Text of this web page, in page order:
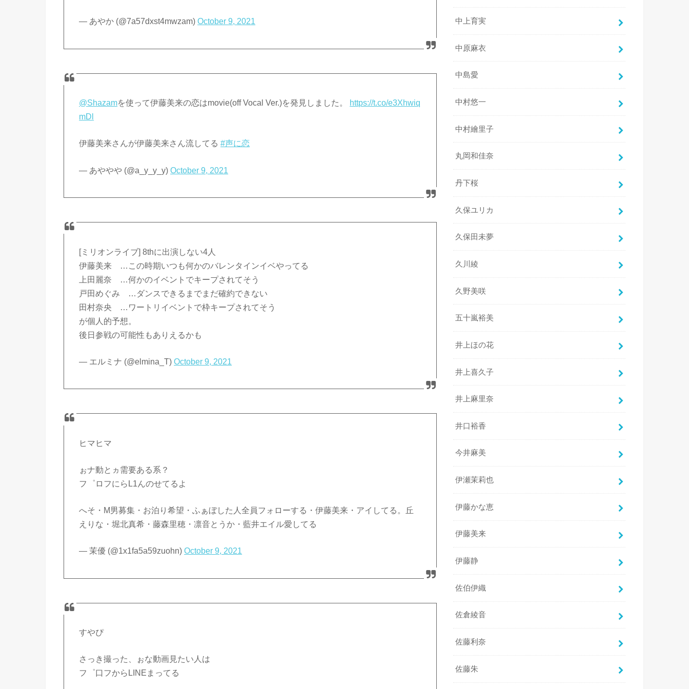
— あやか (@7a57dxst4mwzam)October 9, 2021
@Shazamを使って伊藤美来の恋はmovie(off Vocal Ver.)を発見しました。
https://t.co/e3Xhwiq
mDl
伊藤美来さんが伊藤美来さん流してる#声に恋
— あややや (@a_y_y_y)October 9, 2021
[ミリオンライブ] 8thに出演しない4人
伊藤美来 …この時期いつも何かのバレンタインイベやってる
上田麗奈 …何かのイベントでキープされてそう
戸田めぐみ …ダンスできるまでまだ確約できない
田村奈央 …ワートリイベントで枠キープされてそう
が個人的予想。
後日参戦の可能性もありえるかも
— エルミナ (@elmina_T)October 9, 2021
ヒマヒマ
ぉナ動とヵ需要ある系？
フ゜ロフにらL1んのせてるよ
へそ・M男募集・お泊り希望・ふぁぼした人全員フォローする・伊藤美来・アイしてる。丘
えりな・堀北真希・藤森里穂・凛音とうか・藍井エイル愛してる
— 茉優 (@1x1fa5a59zuohn)October 9, 2021
すやぴ
さっき撮った、ぉな動画見たい人は
フ゜口フからLINΕまってる
中上育実
中原麻衣
中島愛
中村悠一
中村繪里子
丸岡和佳奈
丹下桜
久保ユリカ
久保田未夢
久川綾
久野美咲
五十嵐裕美
井上ほの花
井上喜久子
井上麻里奈
井口裕香
今井麻美
伊瀬茉莉也
伊藤かな恵
伊藤美来
伊藤静
佐伯伊織
佐倉綾音
佐藤利奈
佐藤朱